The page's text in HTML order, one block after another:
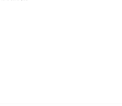
づくと逃げ場が